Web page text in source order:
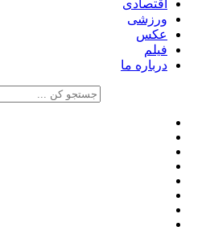
اقتصادی
ورزشی
عکس
فیلم
درباره ما